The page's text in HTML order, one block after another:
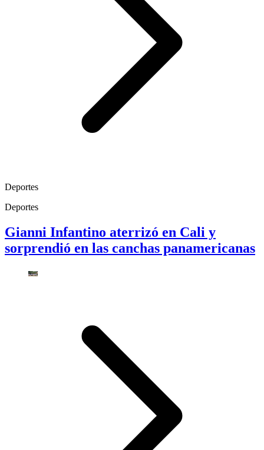
Deportes
Deportes
Gianni Infantino aterrizó en Cali y
sorprendió en las canchas panamericanas